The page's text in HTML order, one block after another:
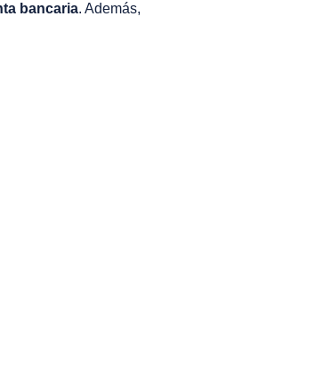
bancaria. Además,